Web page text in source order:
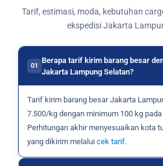
Tarif, estimasi, moda, kebutuhan
ekspedisi Jakarta
01
Berapa tarif kirim barang besar
Jakarta Lampung Selatan?
Tarif kirim barang besar Jakarta
7.500/kg dengan minimum 100 kg
Perhitungan akhir menyesuaikan kota
yang dikirim melalui cek tarif.